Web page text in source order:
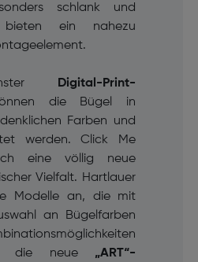
schlank und
ein nahezu
Digital-Print-
die Bügel in
Farben und
werden. Click Me
eine völlig neue
Vielfalt. Hartlauer
Modelle an, die mit
an Bügelfarben
die neue „ART“-